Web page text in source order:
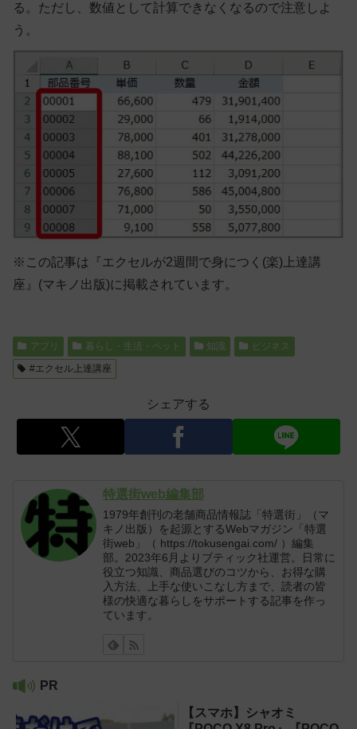
る。ただし、数値として計算できなくなるので注意しよ
う。
※この記事は『エクセルが2週間で身につく(楽)上達講
座』(マキノ出版)に掲載されています。
アプリ 暮らし・生活・ペット 知識
ビジネス
#エクセル上達講座
シェアする
特選街web編集部
1979年創刊の老舗商品情報誌「特選街」（マ
キノ出版）を起源とするWebマガジン「特選
街web」（ https://tokusengai.com/ ）編集
部。2023年6月よりブティック社運営。日常に
役立つ知識、商品選びのコツから、お得な購
入方法、上手な使いこなし方まで、読者の皆
様の快適な暮らしをサポートする記事を作っ
ています。
PR
【スマホ】シャオミ